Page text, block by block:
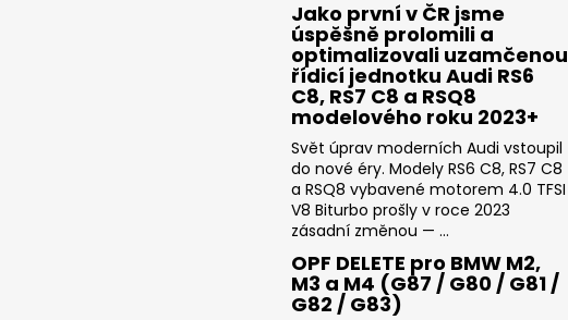
Jako první v ČR jsme
úspěšně prolomili a
optimalizovali uzamčenou
řídicí jednotku Audi RS6
C8, RS7 C8 a RSQ8
modelového roku 2023+
Svět úprav moderních Audi vstoupil
do nové éry. Modely RS6 C8, RS7 C8
a RSQ8 vybavené motorem 4.0 TFSI
V8 Biturbo prošly v roce 2023
zásadní změnou — ...
OPF DELETE pro BMW M2,
M3 a M4 (G87 / G80 / G81 /
G82 / G83)